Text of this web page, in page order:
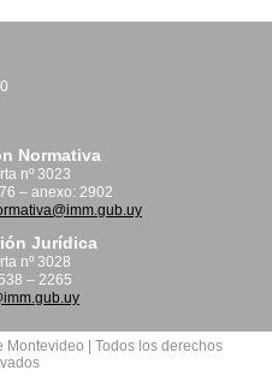
Normativa
nº 3023
– anexo: 2902
Jurídica
nº 3028
– 2265
| Todos los derechos